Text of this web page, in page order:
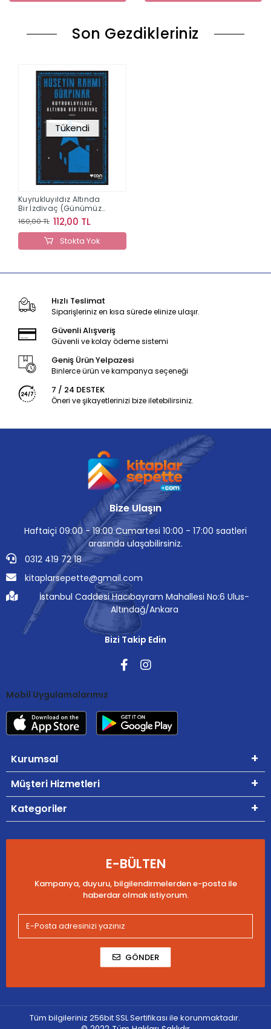
Son Gezdikleriniz
Tükendi
Kuyrukluyıldız Altında
Bir İzdivaç (Günümüz
Türkçesiyle)
160,00 TL 112,00 TL
Stokta Yok
Hızlı Teslimat
Siparişleriniz en kısa sürede elinize ulaşır.
Güvenli Alışveriş
Güvenli ve kolay ödeme sistemi
Geniş Ürün Yelpazesi
Binlerce ürün ve kampanya seçeneği
7 / 24 DESTEK
Öneri ve şikayetlerinizi bize iletebilirsiniz.
Bize Ulaşın
Haftaiçi 09:00 - 19:00 Cumartesi 10:00 - 17:00 saatleri
arasında ulaşabilirsiniz.
0312 419 72 18
kitaplarsepette@gmail.com
İstanbul Caddesi Hacıbayram Mahallesi No:6 Ulus-
Altındağ/Ankara
Bizi Takip Edin
Mobil Uygulamalarımız
Kurumsal
Müşteri Hizmetleri
Kategoriler
E-BÜLTEN
Kampanya, duyuru, bilgilendirmelerden e-posta ile
haberdar olmak istiyorum.
GÖNDER
Tüm bilgileriniz 256bit SSL Sertifikası ile korunmaktadır.